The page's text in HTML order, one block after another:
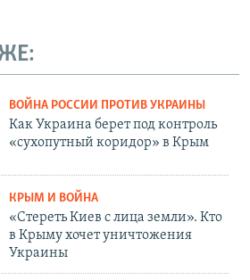
ВОЙНА РОССИИ ПРОТИВ УКРАИНЫ
Как Украина берет под контроль
«сухопутный коридор» в Крым
КРЫМ И ВОЙНА
«Стереть Киев с лица земли». Кто
в Крыму хочет уничтожения
Украины